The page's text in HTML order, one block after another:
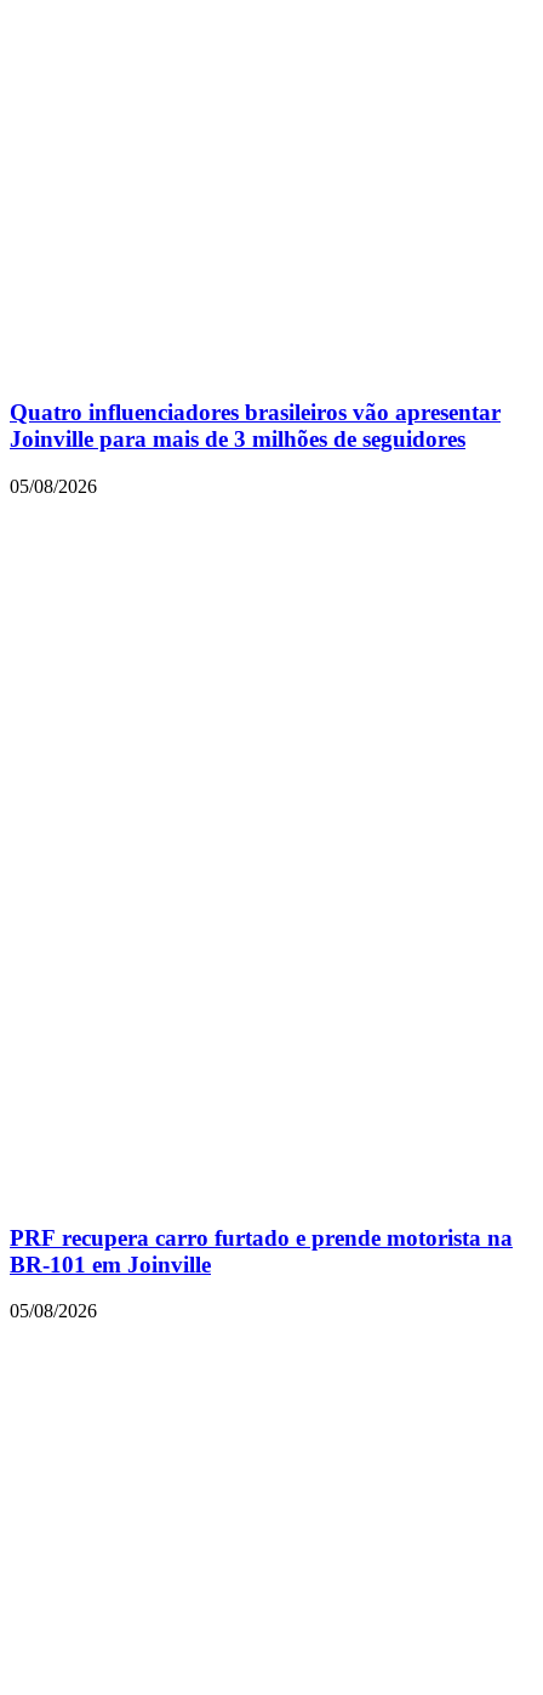
Quatro influenciadores brasileiros vão apresentar
Joinville para mais de 3 milhões de seguidores
05/08/2026
PRF recupera carro furtado e prende motorista na
BR-101 em Joinville
05/08/2026